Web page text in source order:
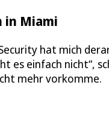
in Miami
hat mich
es einfach nicht“,
mehr vorkomme.